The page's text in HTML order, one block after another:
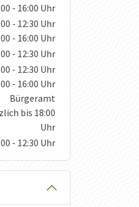
- 16:00 Uhr
- 12:30 Uhr
- 16:00 Uhr
- 12:30 Uhr
- 12:30 Uhr
- 16:00 Uhr
Bürgeramt
bis 18:00
Uhr
- 12:30 Uhr